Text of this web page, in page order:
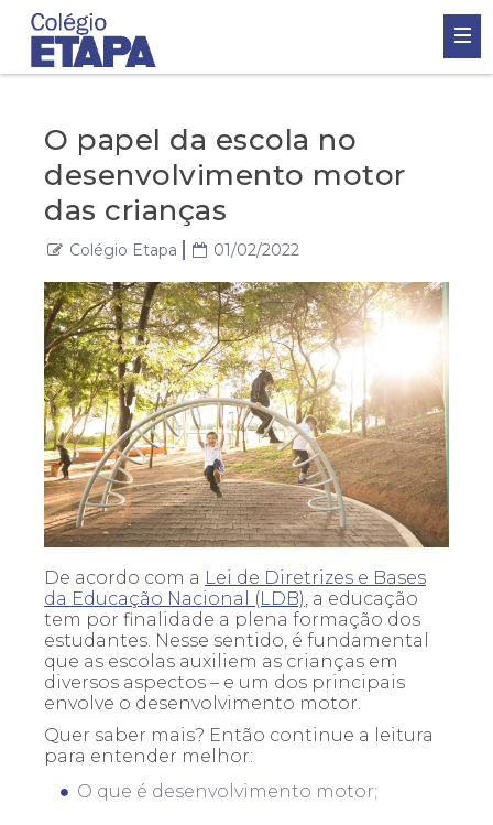
O papel da escola no
desenvolvimento motor
das crianças
Colégio Etapa 01/02/2022
De acordo com a Lei de Diretrizes e Bases
da Educação Nacional (LDB), a educação
tem por finalidade a plena formação dos
estudantes. Nesse sentido, é fundamental
que as escolas auxiliem as crianças em
diversos aspectos – e um dos principais
envolve o desenvolvimento motor.
Quer saber mais? Então continue a leitura
para entender melhor:
O que é desenvolvimento motor;